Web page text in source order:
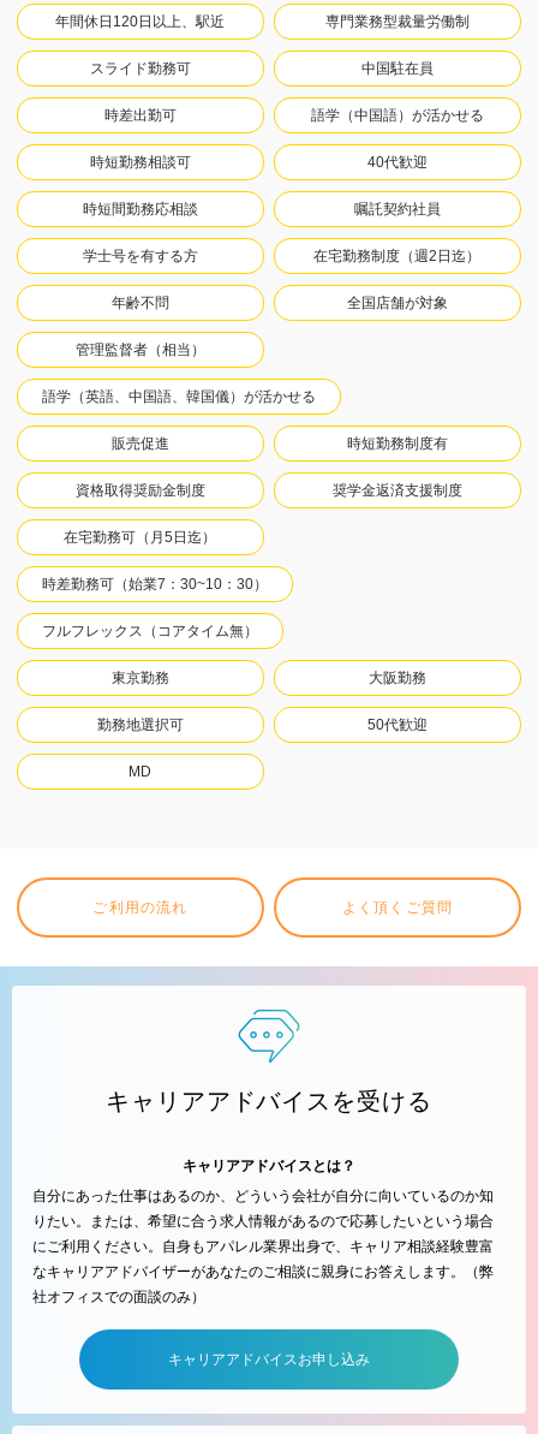
年間休日120日以上、駅近 専門業務型裁量労働制
スライド勤務可 中国駐在員
時差出勤可 語学（中国語）が活かせる
時短勤務相談可 40代歓迎
時短間勤務応相談 嘱託契約社員
学士号を有する方 在宅勤務制度（週2日迄）
年齢不問 全国店舗が対象
管理監督者（相当）
語学（英語、中国語、韓国儀）が活かせる
販売促進 時短勤務制度有
資格取得奨励金制度 奨学金返済支援制度
在宅勤務可（月5日迄）
時差勤務可（始業7：30~10：30）
フルフレックス（コアタイム無）
東京勤務 大阪勤務
勤務地選択可 50代歓迎
MD
ご利用の流れ よく頂くご質問
キャリアアドバイスを受ける
キャリアアドバイスとは？
自分にあった仕事はあるのか、どういう会社が自分に向いているのか知
りたい。または、希望に合う求人情報があるので応募したいという場合
にご利用ください。自身もアパレル業界出身で、キャリア相談経験豊富
なキャリアアドバイザーがあなたのご相談に親身にお答えします。（弊
社オフィスでの面談のみ）
キャリアアドバイスお申し込み